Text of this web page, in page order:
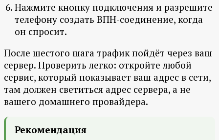
Нажмите кнопку подключения и разрешите
телефону создать ВПН-соединение, когда
он спросит.
После шестого шага трафик пойдёт через ваш
сервер. Проверить легко: откройте любой
сервис, который показывает ваш адрес в сети,
там должен светиться адрес сервера, а не
вашего домашнего провайдера.
Рекомендация